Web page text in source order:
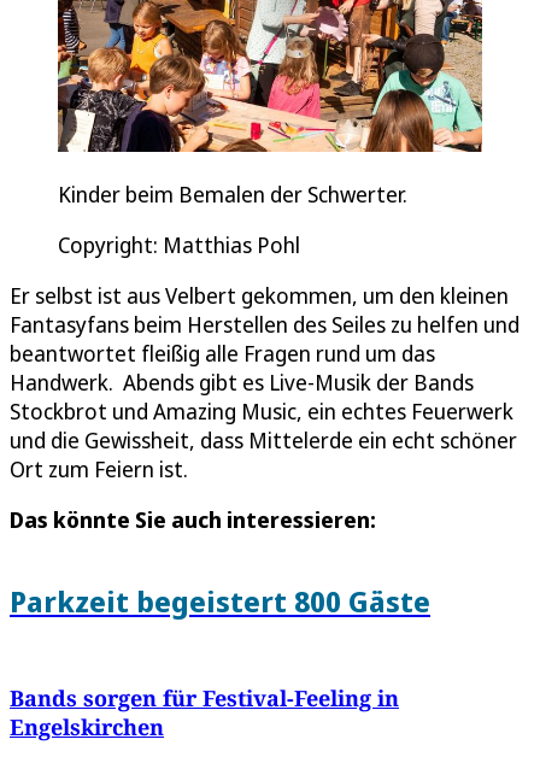
Kinder beim Bemalen der Schwerter.
Copyright: Matthias Pohl
Er selbst ist aus Velbert gekommen, um den kleinen
Fantasyfans beim Herstellen des Seiles zu helfen und
beantwortet fleißig alle Fragen rund um das
Handwerk. Abends gibt es Live-Musik der Bands
Stockbrot und Amazing Music, ein echtes Feuerwerk
und die Gewissheit, dass Mittelerde ein echt schöner
Ort zum Feiern ist.
Das könnte Sie auch interessieren:
Parkzeit begeistert 800 Gäste
Bands sorgen für Festival-Feeling in
Engelskirchen